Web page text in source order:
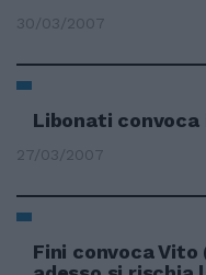
30/03/2007
Libonati
27/03/2007
Fini convoca Vito